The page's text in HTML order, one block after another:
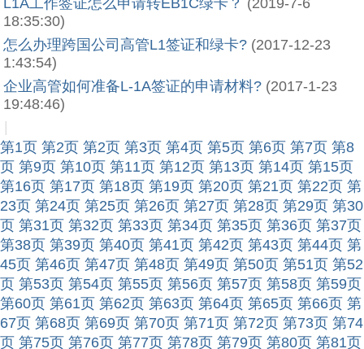
L1A工作签证怎么申请转EB1C绿卡？ (2019-7-6
18:35:30)
怎么办理跨国公司高管L1签证和绿卡? (2017-12-23
1:43:54)
企业高管如何准备L-1A签证的申请材料? (2017-1-23
19:48:46)
第1页 第2页 第2页 第3页 第4页 第5页 第6页 第7页 第8
页 第9页 第10页 第11页 第12页 第13页 第14页 第15页
第16页 第17页 第18页 第19页 第20页 第21页 第22页 第
23页 第24页 第25页 第26页 第27页 第28页 第29页 第30
页 第31页 第32页 第33页 第34页 第35页 第36页 第37页
第38页 第39页 第40页 第41页 第42页 第43页 第44页 第
45页 第46页 第47页 第48页 第49页 第50页 第51页 第52
页 第53页 第54页 第55页 第56页 第57页 第58页 第59页
第60页 第61页 第62页 第63页 第64页 第65页 第66页 第
67页 第68页 第69页 第70页 第71页 第72页 第73页 第74
页 第75页 第76页 第77页 第78页 第79页 第80页 第81页